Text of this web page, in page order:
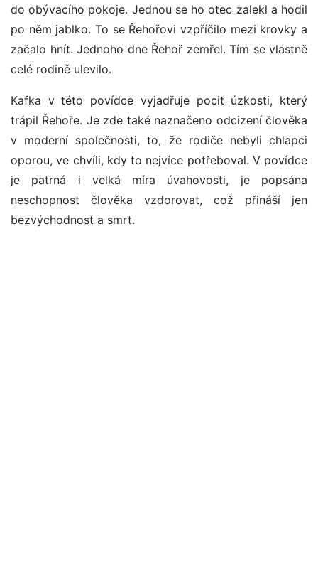
do obývacího pokoje. Jednou se ho otec zalekl a hodil
po něm jablko. To se Řehořovi vzpříčilo mezi krovky a
začalo hnít. Jednoho dne Řehoř zemřel. Tím se vlastně
celé rodině ulevilo.
Kafka v této povídce vyjadřuje pocit úzkosti, který
trápil Řehoře. Je zde také naznačeno odcizení člověka
v moderní společnosti, to, že rodiče nebyli chlapci
oporou, ve chvíli, kdy to nejvíce potřeboval. V povídce
je patrná i velká míra úvahovosti, je popsána
neschopnost člověka vzdorovat, což přináší jen
bezvýchodnost a smrt.